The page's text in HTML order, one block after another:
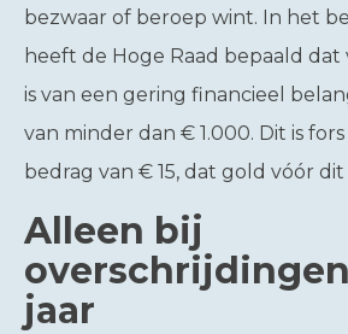
bezwaar of beroep wint. In het
heeft de Hoge Raad bepaald dat
is van een gering financieel
van minder dan € 1.000. Dit is
bedrag van € 15, dat gold vóór dit
Alleen bij
jaar